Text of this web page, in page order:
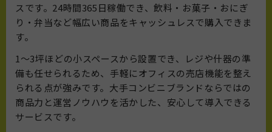
スです。24時間365日稼働でき、飲料・お菓子・おにぎ
り・弁当など幅広い商品をキャッシュレスで購入できま
す。
1〜3坪ほどの小スペースから設置でき、レジや什器の準
備も任せられるため、手軽にオフィスの売店機能を整え
られる点が強みです。大手コンビニブランドならではの
商品力と運営ノウハウを活かした、安心して導入できる
サービスです。